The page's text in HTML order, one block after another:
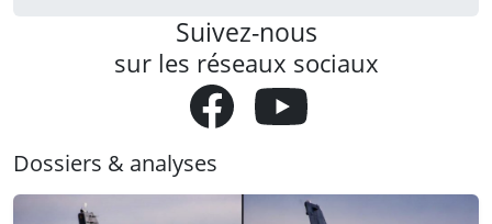
Suivez-nous
sur les réseaux sociaux
Dossiers & analyses